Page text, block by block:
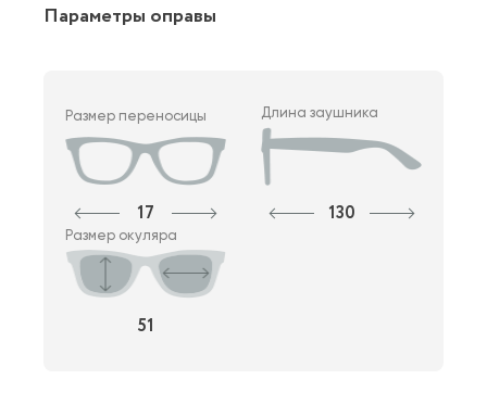
Параметры оправы
Размер переносицы
17
Длина заушника
130
Размер окуляра
51